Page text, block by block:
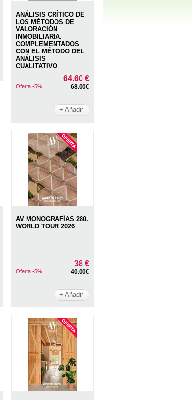
ANÁLISIS CRÍTICO DE
LOS MÉTODOS DE
VALORACIÓN
INMOBILIARIA.
COMPLEMENTADOS
CON EL MÉTODO DEL
ANÁLISIS
CUALITATIVO
64.60 €
Oferta -5% 68.00€
+ Añadir
AV MONOGRAFÍAS 280.
WORLD TOUR 2026
38 €
Oferta -5% 40.00€
+ Añadir